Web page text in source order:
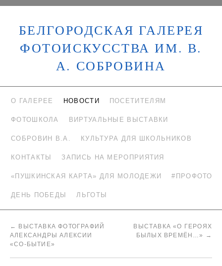
БЕЛГОРОДСКАЯ ГАЛЕРЕЯ
ФОТОИСКУССТВА ИМ. В.
А. СОБРОВИНА
О ГАЛЕРЕЕ НОВОСТИ ПОСЕТИТЕЛЯМ
ФОТОШКОЛА ВИРТУАЛЬНЫЕ ВЫСТАВКИ
СОБРОВИН В.А. КУЛЬТУРА ДЛЯ ШКОЛЬНИКОВ
КОНТАКТЫ ЗАПИСЬ НА МЕРОПРИЯТИЯ
«ПУШКИНСКАЯ КАРТА» ДЛЯ МОЛОДЕЖИ #ПРОФОТО
ДЕНЬ ПОБЕДЫ ЛЬГОТЫ
←
ВЫСТАВКА ФОТОГРАФИЙ
АЛЕКСАНДРЫ АЛЕКСИИ
«СО-БЫТИЕ»
ВЫСТАВКА «О ГЕРОЯХ
БЫЛЫХ ВРЕМЁН…»
→